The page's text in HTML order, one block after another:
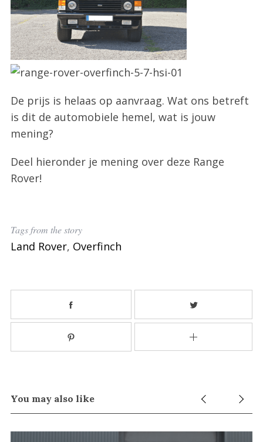
De prijs is helaas op aanvraag. Wat ons betreft
is dit de automobiele hemel, wat is jouw
mening?
Deel hieronder je mening over deze Range
Rover!
Tags from the story
Land Rover, Overfinch
You may also like